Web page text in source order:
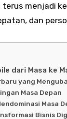
menjadi
dan
dari Masa ke
yang
Masa Depan
Masa
Bisnis